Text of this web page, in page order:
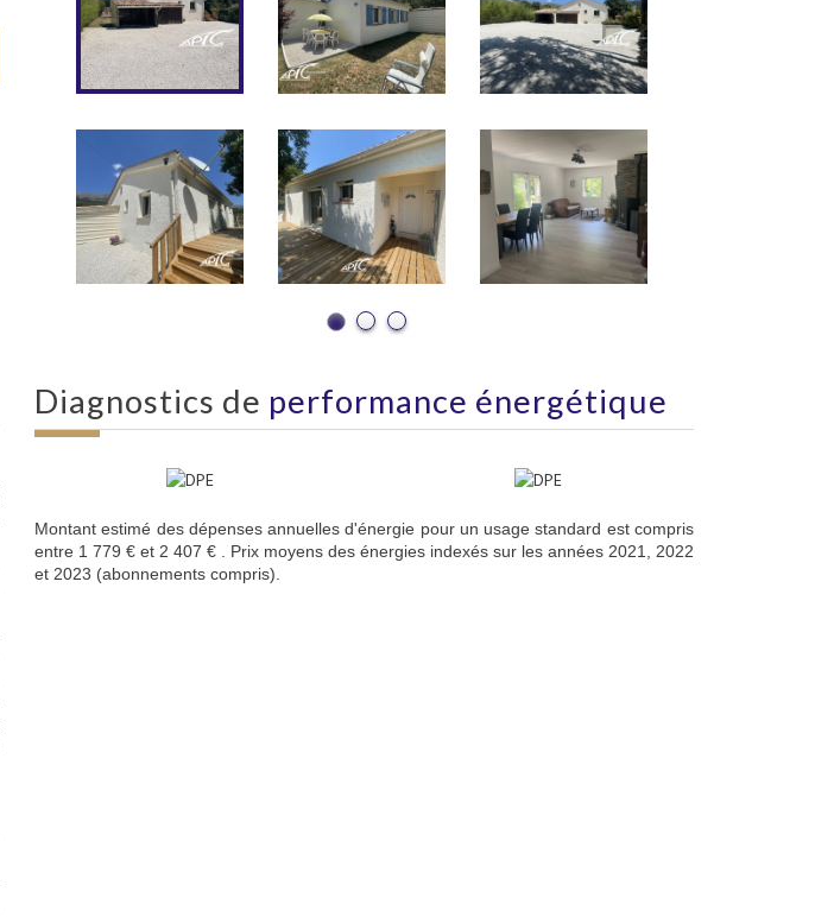
diagnostics de performance énergétique
Montant estimé des dépenses annuelles d'énergie pour un usage standard est compris
entre 1 779 € et 2 407 € . Prix moyens des énergies indexés sur les années 2021, 2022
et 2023 (abonnements compris).